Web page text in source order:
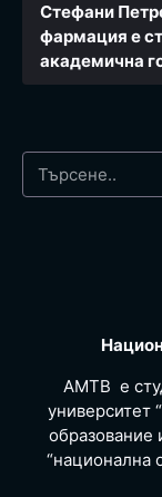
Стефани
фармация e
академична
АМТВ е
университет
образование
“национална